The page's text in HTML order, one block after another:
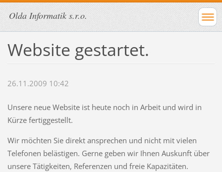
Olda Informatik s.r.o.
Website gestartet.
26.11.2009 10:42
Unsere neue Website ist heute noch in Arbeit und wird in
Kürze fertiggestellt.
Wir möchten Sie direkt ansprechen und nicht mit vielen
Telefonen belästigen. Gerne geben wir Ihnen Auskunft über
unsere Tätigkeiten, Referenzen und freie Kapazitäten.